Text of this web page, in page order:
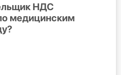
НДС
медицинским